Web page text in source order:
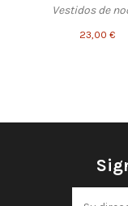
Vestidos de
23,00 €